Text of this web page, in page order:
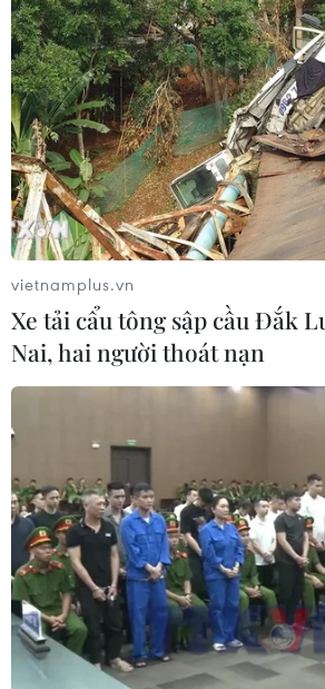
vietnamplus.vn
Xe tải cẩu tông sập cầu Đắk
Nai, hai người thoát nạn